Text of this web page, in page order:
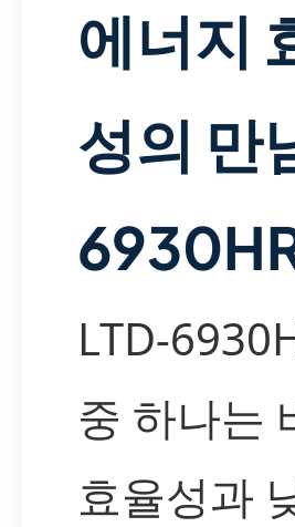
에너지
성의 만
LTD-
중 하나는
효율성과